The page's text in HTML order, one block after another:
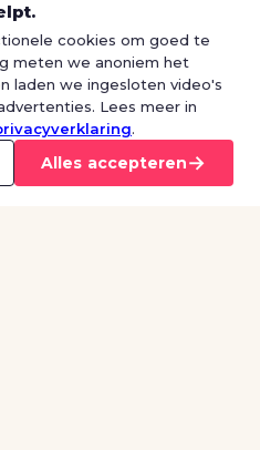
cookies om goed te
meten we anoniem het
laden we ingesloten video's
Lees meer in
.
Alles accepteren→